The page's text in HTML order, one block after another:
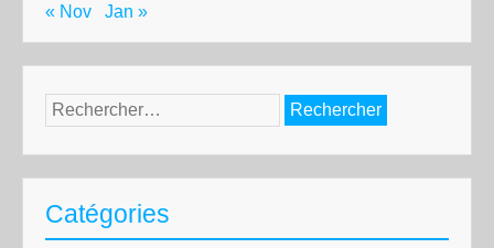
« Nov Jan »
Rechercher :
Catégories